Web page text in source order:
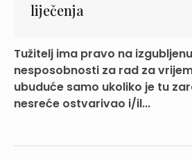
liječenja
Tužitelj ima pravo na
nesposobnosti za rad za
ubuduće samo ukoliko je tu
nesreće ostvarivao i/il...